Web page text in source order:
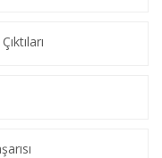
Komutanlığı İş